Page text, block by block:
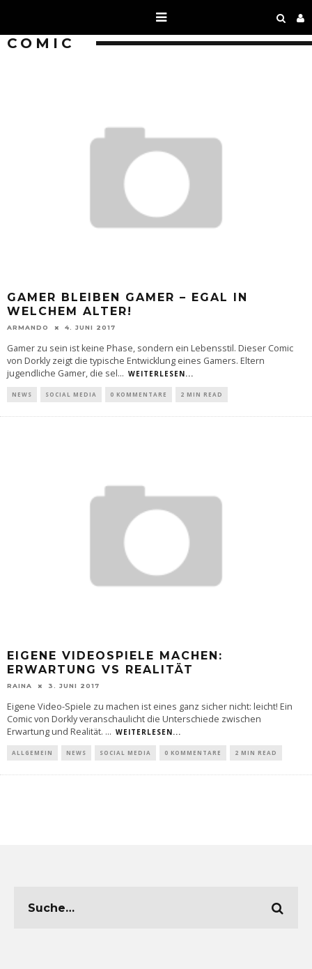
COMIC
GAMER BLEIBEN GAMER – EGAL IN
WELCHEM ALTER!
ARMANDO 4. JUNI 2017
Gamer zu sein ist keine Phase, sondern ein Lebensstil. Dieser Comic
von Dorkly zeigt die typische Entwicklung eines Gamers. Eltern
jugendliche Gamer, die sel... WEITERLESEN...
NEWS SOCIAL MEDIA 0 KOMMENTARE 2 MIN READ
EIGENE VIDEOSPIELE MACHEN:
ERWARTUNG VS REALITÄT
RAINA 3. JUNI 2017
Eigene Video-Spiele zu machen ist eines ganz sicher nicht: leicht! Ein
Comic von Dorkly veranschaulicht die Unterschiede zwischen
Erwartung und Realität. ... WEITERLESEN...
ALLGEMEIN NEWS SOCIAL MEDIA 0 KOMMENTARE 2 MIN READ